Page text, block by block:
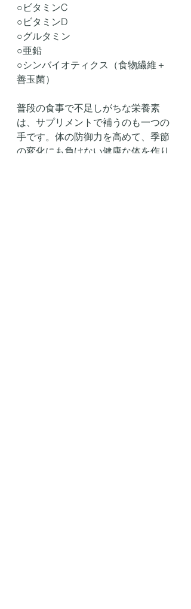
○ビタミンC
○ビタミンD
○グルタミン
○亜鉛
○シンバイオティクス（食物繊維＋
善玉菌）
普段の食事で不足しがちな栄養素
は、サプリメントで補うのも一つの
手です。体の防御力を高めて、季節
の変化にも負けない健康な体を作り